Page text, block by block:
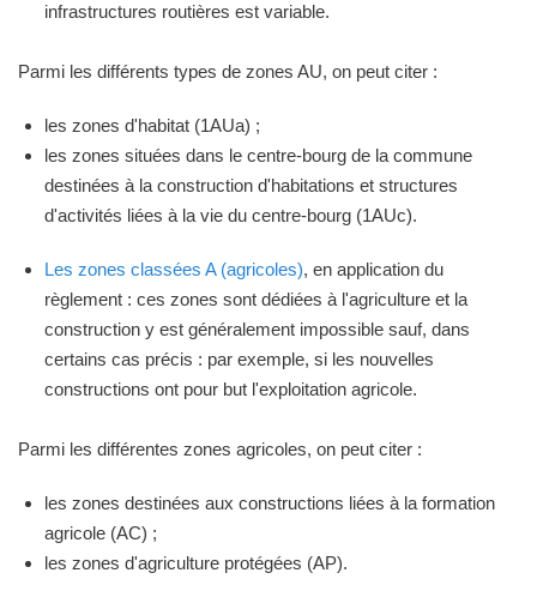
infrastructures routières est variable.
Parmi les différents types de zones AU, on peut citer :
les zones d'habitat (1AUa) ;
les zones situées dans le centre-bourg de la commune
destinées à la construction d'habitations et structures
d'activités liées à la vie du centre-bourg (1AUc).
Les zones classées A (agricoles), en application du
règlement : ces zones sont dédiées à l'agriculture et la
construction y est généralement impossible sauf, dans
certains cas précis : par exemple, si les nouvelles
constructions ont pour but l'exploitation agricole.
Parmi les différentes zones agricoles, on peut citer :
les zones destinées aux constructions liées à la formation
agricole (AC) ;
les zones d'agriculture protégées (AP).